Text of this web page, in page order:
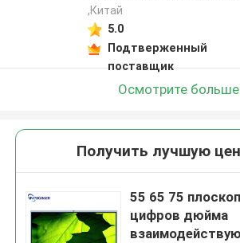
,Китай
5.0
Подтверженный
поставщик
Осмотрите больше
Получить лучшую
55 65 75
цифров дюйма